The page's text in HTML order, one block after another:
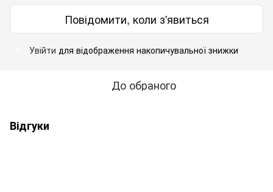
Повідомити, коли з'явиться
Увійти для відображення накопичувальної знижки
До обраного
Відгуки